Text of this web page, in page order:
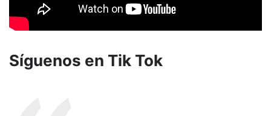
Síguenos en Tik Tok